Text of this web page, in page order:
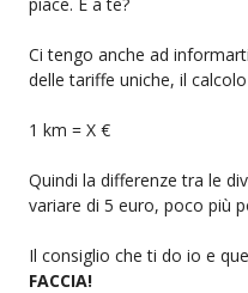
Ci tengo anche ad
delle tariffe uniche, il
1 km = X €
Quindi la differenze tra le
variare di 5 euro, poco più
Il consiglio che ti do io e
FACCIA!